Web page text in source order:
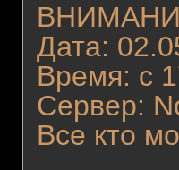
Дата:
Время: с
Сервер:
Все кто